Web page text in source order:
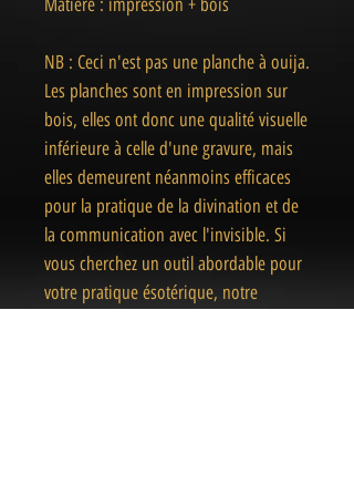
NB : Ceci n'est pas une planche à ouija.
Les planches sont en impression sur
bois, elles ont donc une qualité visuelle
inférieure à celle d'une gravure, mais
elles demeurent néanmoins efficaces
pour la pratique de la divination et de
la communication avec l'invisible. Si
vous cherchez un outil abordable pour
votre pratique ésotérique, notre